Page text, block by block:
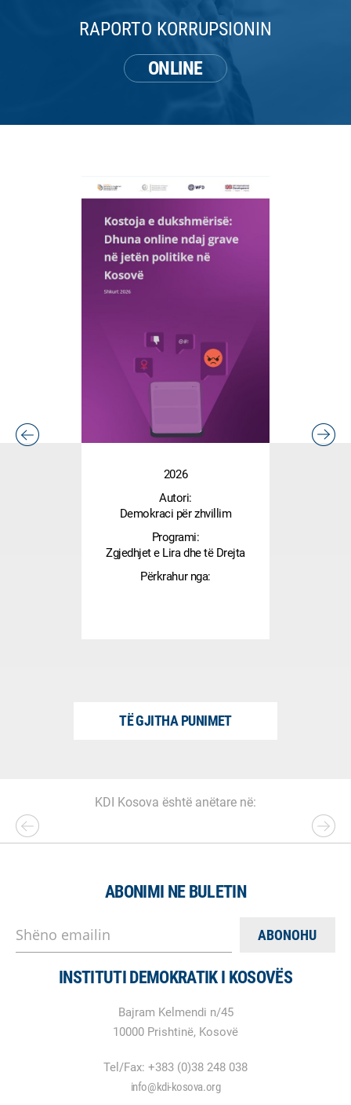
RAPORTO KORRUPSIONIN
ONLINE
2026
Autori:
Demokraci për zhvillim
Programi:
Zgjedhjet e Lira dhe të Drejta
Përkrahur nga:
TË GJITHA PUNIMET
KDI Kosova është anëtare në:
ABONIMI NE BULETIN
Shëno emailin
INSTITUTI DEMOKRATIK I KOSOVËS
Bajram Kelmendi n/45
10000 Prishtinë, Kosovë
Tel/Fax: +383 (0)38 248 038
info@kdi-kosova.org